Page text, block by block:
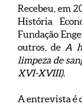
Recebeu, em
História
Fundação
outros, de A
limpeza de
XVI-XVIII).
A entrevista é